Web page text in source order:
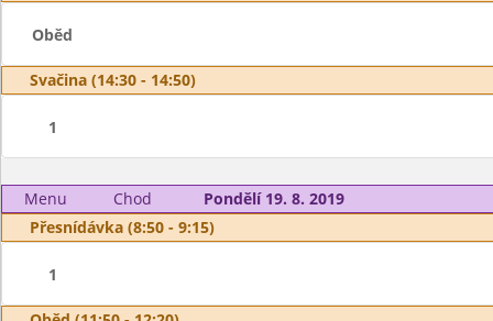
Oběd
Svačina (14:30 - 14:50)
1
Menu Chod
Pondělí 19. 8. 2019
Přesnídávka (8:50 - 9:15)
1